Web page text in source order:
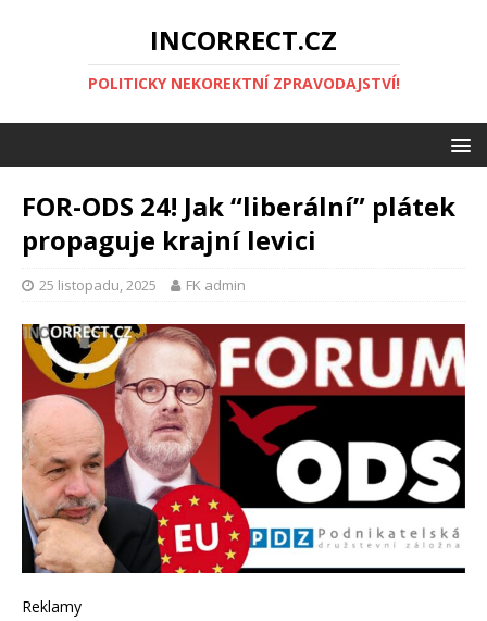
INCORRECT.CZ
POLITICKY NEKOREKTNÍ ZPRAVODAJSTVÍ!
FOR-ODS 24! Jak “liberální” plátek
propaguje krajní levici
25 listopadu, 2025 FK admin
Reklamy